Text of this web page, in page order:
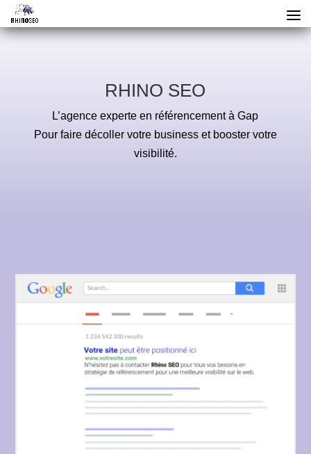
RHINO SEO
L’agence experte en référencement à Gap
Pour faire décoller votre business et booster votre
visibilité.